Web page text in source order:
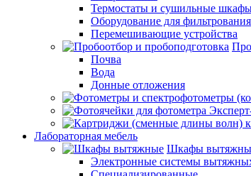
Термостаты и сушильные
Оборудование для фильтрования
Перемешивающие устройства
Почва
Вода
Донные отложения
Лабораторная мебель
Шкафы
Электронные системы